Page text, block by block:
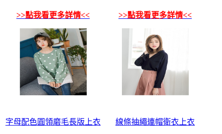
>>點我看更多詳情<< >>點我看更多詳情<<
字母配色圓領磨毛長版上衣 線條抽繩連帽衛衣上衣